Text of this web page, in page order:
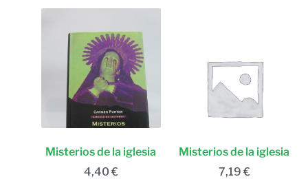
Misterios de la iglesia
4,40 €
Misterios de la iglesia
7,19 €